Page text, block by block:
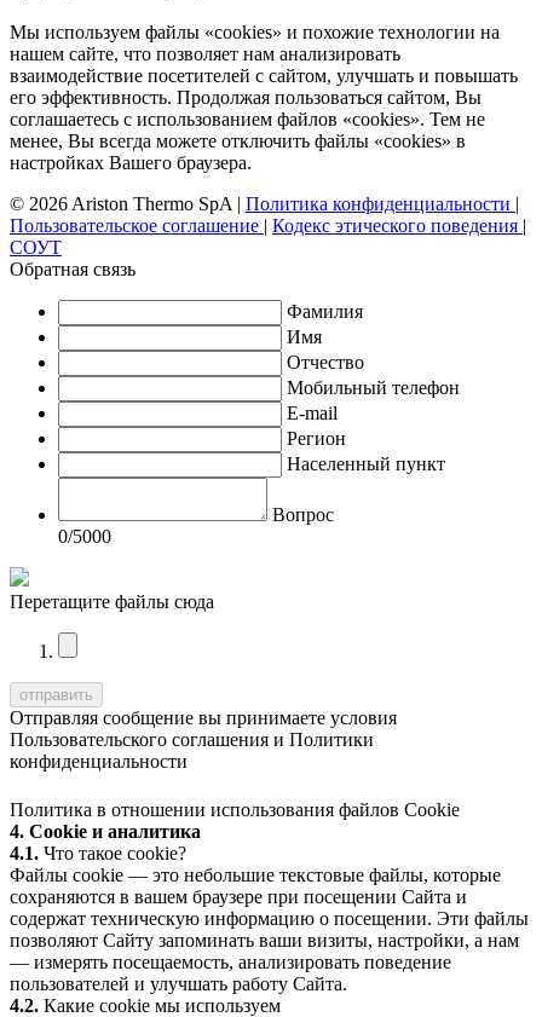
Мы используем файлы «cookies» и похожие технологии на
нашем сайте, что позволяет нам анализировать
взаимодействие посетителей с сайтом, улучшать и повышать
его эффективность. Продолжая пользоваться сайтом, Вы
соглашаетесь с использованием файлов «cookies». Тем не
менее, Вы всегда можете отключить файлы «cookies» в
настройках Вашего браузера.
© 2026 Ariston Thermo SpA | Политика конфиденциальности |
Пользовательское соглашение | Кодекс этического поведения |
СОУТ
Обратная связь
Фамилия
Имя
Отчество
Мобильный телефон
E-mail
Регион
Населенный пункт
Вопрос
0/5000
Перетащите файлы сюда
Отправляя сообщение вы принимаете условия
Пользовательского соглашения и Политики
конфиденциальности
Политика в отношении использования файлов Cookie
4. Cookie и аналитика
4.1. Что такое cookie?
Файлы cookie — это небольшие текстовые файлы, которые
сохраняются в вашем браузере при посещении Сайта и
содержат техническую информацию о посещении. Эти файлы
позволяют Сайту запоминать ваши визиты, настройки, а нам
— измерять посещаемость, анализировать поведение
пользователей и улучшать работу Сайта.
4.2. Какие cookie мы используем